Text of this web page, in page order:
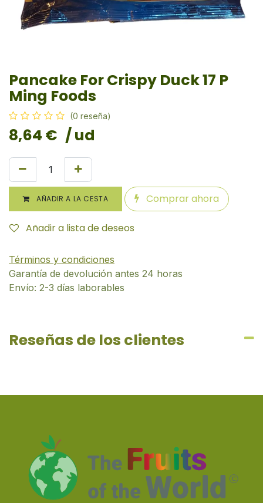
Pancake For Crispy Duck 17 P
Ming Foods
(0 reseña)
8,64 € / ud
AÑADIR A LA CESTA Comprar ahora
Añadir a lista de deseos
Términos y condiciones
Garantía de devolución antes 24 horas
Envío: 2-3 días laborables
Reseñas de los clientes